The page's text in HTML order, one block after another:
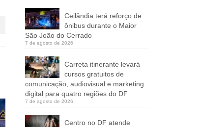
Ceilândia terá reforço de
ônibus durante o Maior
São João do Cerrado
7 de agosto de 2026
Carreta itinerante levará
cursos gratuitos de
comunicação, audiovisual e marketing
digital para quatro regiões do DF
7 de agosto de 2026
Centro no DF atende